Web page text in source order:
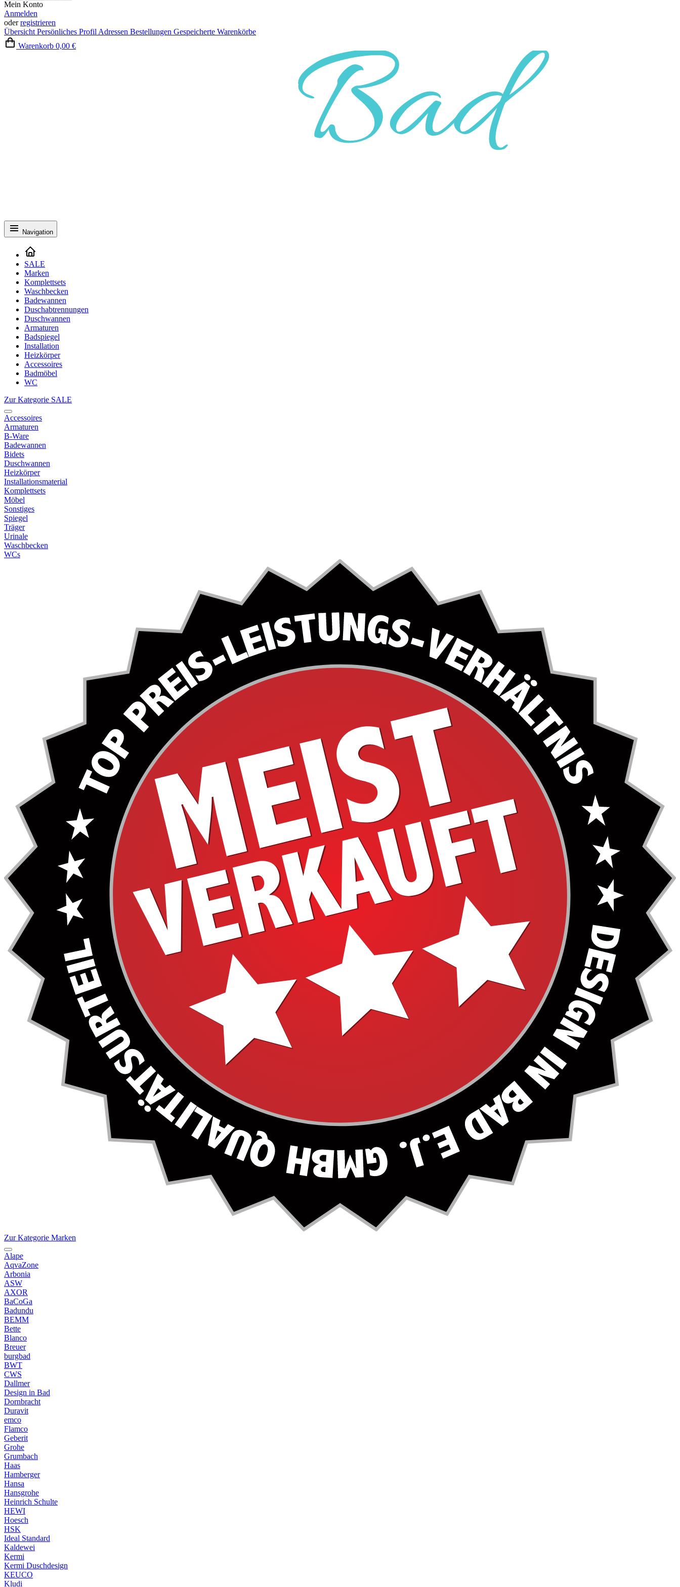
Mein Konto
Anmelden
oderregistrieren
Übersicht Persönliches Profil Adressen Bestellungen Gespeicherte Warenkörbe
Warenkorb 0,00 €
Navigation
SALE
Marken
Komplettsets
Waschbecken
Badewannen
Duschabtrennungen
Duschwannen
Armaturen
Badspiegel
Installation
Heizkörper
Accessoires
Badmöbel
WC
Zur Kategorie SALE
Accessoires
Armaturen
B-Ware
Badewannen
Bidets
Duschwannen
Heizkörper
Installationsmaterial
Komplettsets
Möbel
Sonstiges
Spiegel
Träger
Urinale
Waschbecken
WCs
Zur Kategorie Marken
Alape
AqvaZone
Arbonia
ASW
AXOR
BaCoGa
Badundu
BEMM
Bette
Blanco
Breuer
burgbad
BWT
CWS
Dallmer
Design in Bad
Dornbracht
Duravit
emco
Flamco
Geberit
Grohe
Grumbach
Haas
Hamberger
Hansa
Hansgrohe
Heinrich Schulte
HEWI
Hoesch
HSK
Ideal Standard
Kaldewei
Kermi
Kermi Duschdesign
KEUCO
Kludi